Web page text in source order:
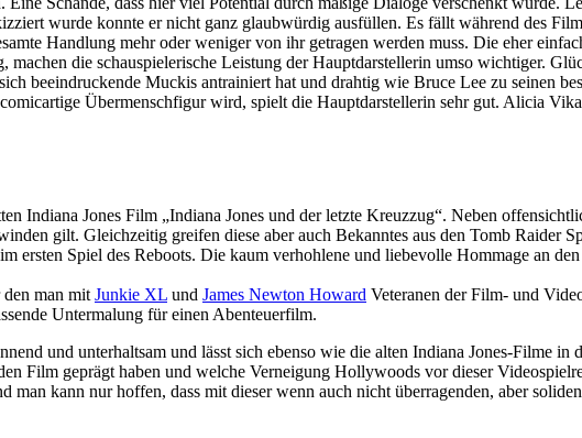
wurde konnte er nicht ganz glaubwürdig ausfüllen. Es fällt während des
Handlung mehr oder weniger von ihr getragen werden muss. Die eher
machen die schauspielerische Leistung der Hauptdarstellerin umso wichtiger.
beeindruckende Muckis antrainiert hat und drahtig wie Bruce Lee zu seinen
Übermenschfigur wird, spielt die Hauptdarstellerin sehr gut. Alicia
Indiana Jones Film „Indiana Jones und der letzte Kreuzzug“. Neben
gilt. Gleichzeitig greifen diese aber auch Bekanntes aus den Tomb Raider
ersten Spiel des Reboots. Die kaum verhohlene und liebevolle Hommage an
man mit Junkie XL und James Newton Howard Veteranen der Film- und
Untermalung für einen Abenteuerfilm.
und unterhaltsam und lässt sich ebenso wie die alten Indiana Jones-Filme
Film geprägt haben und welche Verneigung Hollywoods vor dieser
man kann nur hoffen, dass mit dieser wenn auch nicht überragenden, aber